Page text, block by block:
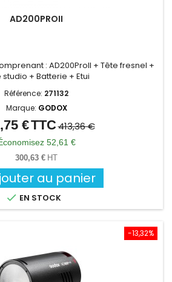
AD200PROII
: AD200ProII + Tête fresnel +
studio + Batterie + Etui
Référence: 271132
Marque: GODOX
Prix
Prix
de
base
€TTC413,36 €
52,61 €
300,63 € HT
au panier
 EN STOCK
-13,32%